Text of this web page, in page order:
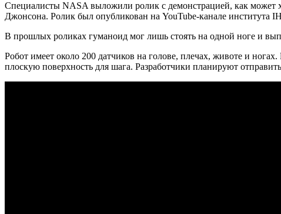
Специалисты NASA выложили ролик с демонстрацией, как может
Джонсона. Ролик был опубликован на YouTube-канале института
В прошлых роликах гуманоид мог лишь стоять на одной ноге и
Робот имеет около 200 датчиков на голове, плечах, животе и
плоскую поверхность для шага. Разработчики планируют